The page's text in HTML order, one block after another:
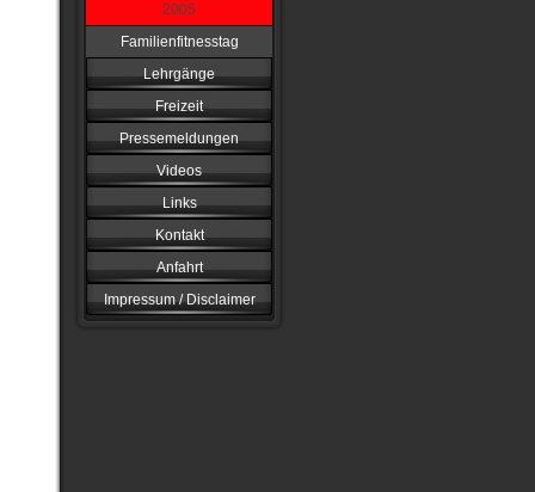
2005
Familienfitnesstag
Lehrgänge
Freizeit
Pressemeldungen
Videos
Links
Kontakt
Anfahrt
Impressum / Disclaimer